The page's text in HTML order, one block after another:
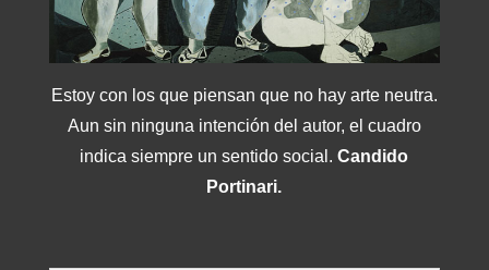
Estoy con los que piensan que no hay arte neutra.
Aun sin ninguna intención del autor, el cuadro
indica siempre un sentido social.Candido
Portinari.